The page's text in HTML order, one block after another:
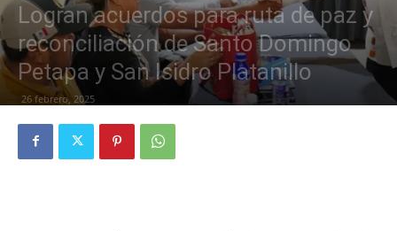
Logran acuerdos para ruta de paz y
reconciliación de Santo Domingo
Petapa y San Isidro Platanillo
26 febrero, 2025